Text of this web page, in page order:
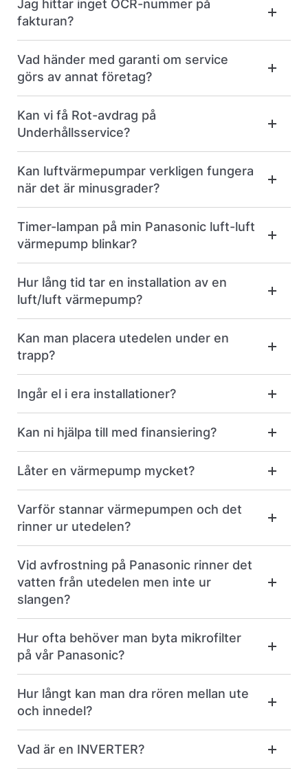
Jag hittar inget OCR-nummer på
fakturan?
Vad händer med garanti om service
görs av annat företag?
Kan vi få Rot-avdrag på
Underhållsservice?
Kan luftvärmepumpar verkligen fungera
när det är minusgrader?
Timer-lampan på min Panasonic luft-luft
värmepump blinkar?
Hur lång tid tar en installation av en
luft/luft värmepump?
Kan man placera utedelen under en
trapp?
Ingår el i era installationer?
Kan ni hjälpa till med finansiering?
Låter en värmepump mycket?
Varför stannar värmepumpen och det
rinner ur utedelen?
Vid avfrostning på Panasonic rinner det
vatten från utedelen men inte ur
slangen?
Hur ofta behöver man byta mikrofilter
på vår Panasonic?
Hur långt kan man dra rören mellan ute
och innedel?
Vad är en INVERTER?